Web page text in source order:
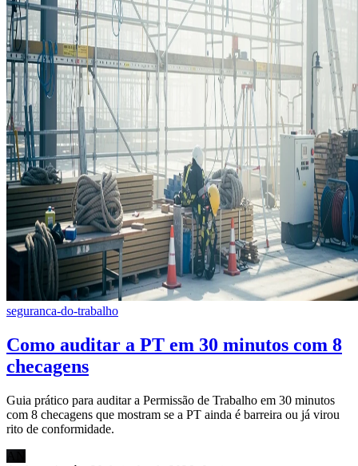
seguranca-do-trabalho
Como auditar a PT em 30 minutos com 8
checagens
Guia prático para auditar a Permissão de Trabalho em 30 minutos
com 8 checagens que mostram se a PT ainda é barreira ou já virou
rito de conformidade.